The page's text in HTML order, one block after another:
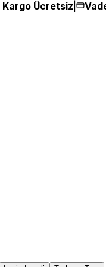
Kargo Ücretsiz